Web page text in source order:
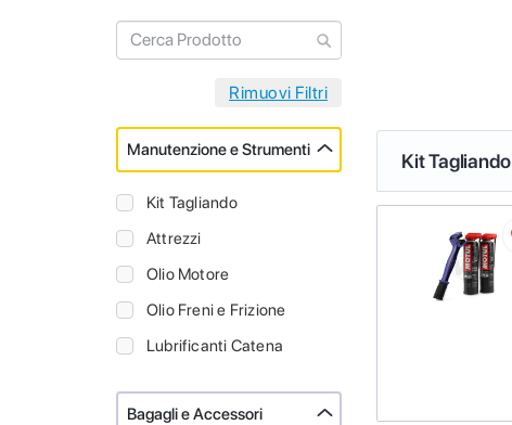
Manutenzione e Strumenti
Kit Tagliando
Attrezzi
Olio Motore
Olio Freni e Frizione
Lubrificanti Catena
Bagagli e Accessori
Kit Tagliando